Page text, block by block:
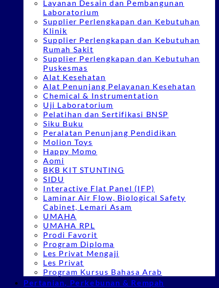
Layanan Desain dan Pembangunan
Laboratorium
Supplier Perlengkapan dan Kebutuhan
Klinik
Supplier Perlengkapan dan Kebutuhan
Rumah Sakit
Supplier Perlengkapan dan Kebutuhan
Puskesmas
Alat Kesehatan
Alat Penunjang Pelayanan Kesehatan
Chemical & Instrumentation
Uji Laboratorium
Pelatihan dan Sertifikasi BNSP
Siku Buku
Peralatan Penunjang Pendidikan
Molion Toys
Happy Momo
Aomi
BKB KIT STUNTING
SIDU
Interactive Flat Panel (IFP)
Laminar Air Flow, Biological Safety
Cabinet, Lemari Asam
UMAHA
UMAHA RPL
Prodi Favorit
Program Diploma
Les Privat Mengaji
Les Privat
Program Kursus Bahasa Arab
Pertanian, Perkebunan & Rempah